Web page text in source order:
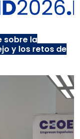
sobre la
y los retos de